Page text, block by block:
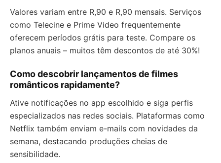
Valores variam entre R,90 e R,90 mensais. Serviços
como Telecine e Prime Video frequentemente
oferecem períodos grátis para teste. Compare os
planos anuais – muitos têm descontos de até 30%!
Como descobrir lançamentos de filmes
românticos rapidamente?
Ative notificações no app escolhido e siga perfis
especializados nas redes sociais. Plataformas como
Netflix também enviam e-mails com novidades da
semana, destacando produções cheias de
sensibilidade.